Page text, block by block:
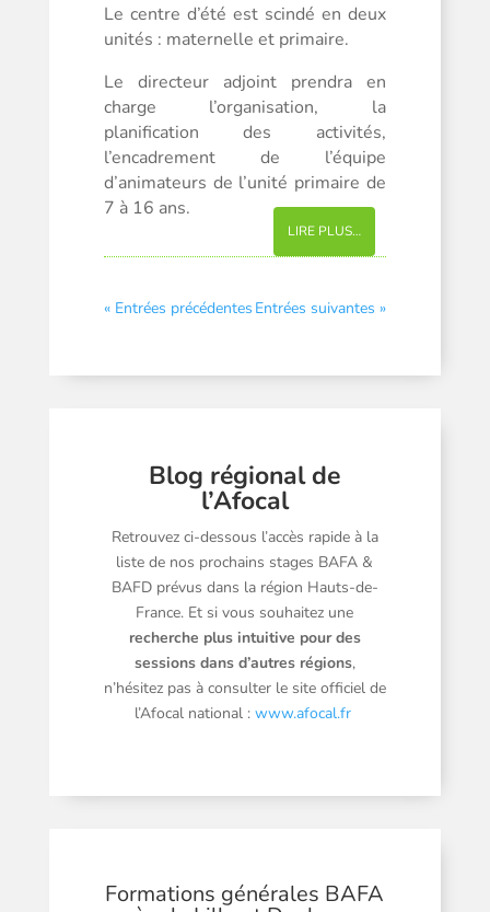
Le centre d’été est scindé en deux
unités : maternelle et primaire.
Le directeur adjoint prendra en
charge l’organisation, la
planification des activités,
l’encadrement de l’équipe
d’animateurs de l’unité primaire de
7 à 16 ans.
LIRE PLUS…
« Entrées précédentes Entrées suivantes »
Blog régional de
l’Afocal
Retrouvez ci-dessous l’accès rapide à la
liste de nos prochains stages BAFA &
BAFD prévus dans la région Hauts-de-
France. Et si vous souhaitez une
recherche plus intuitive pour des
sessions dans d’autres régions,
n’hésitez pas à consulter le site officiel de
l’Afocal national : www.afocal.fr
Formations générales BAFA